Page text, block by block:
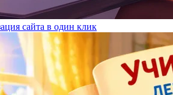
сайта в один клик